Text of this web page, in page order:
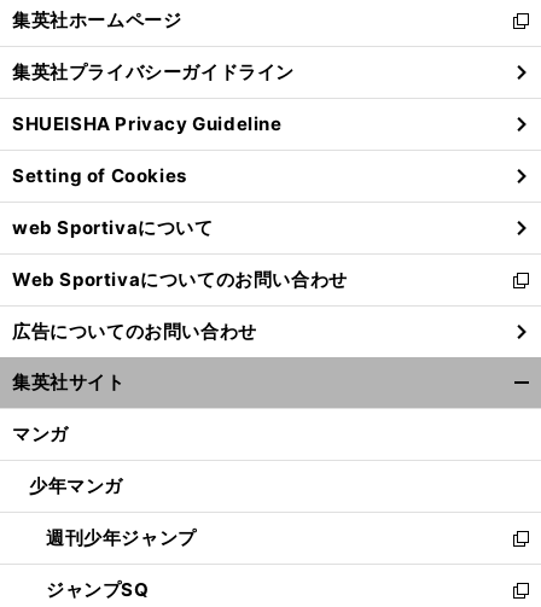
前
閉
る
集英社ホームページ
新
し
い
ウ
ィ
ン
ド
ウ
で
開
く
集英社プライバシーガイドライン
SHUEISHA Privacy Guideline
Setting of Cookies
web Sportivaについて
Web Sportivaについてのお問い合わせ
新
し
い
ウ
ィ
ン
ウ
開
く
広告についてのお問い合わせ
集英社サイト
マンガ
少年マンガ
週刊少年ジャンプ
新
し
い
ジャンプSQ
新